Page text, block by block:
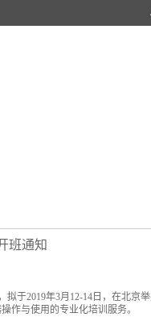
班通知
于2019年3月12-14日，在北京
作与使用的专业化培训服务。